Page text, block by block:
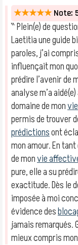
★★★★★ Note:
‶ Plein(e) de
Laetitia une guide
paroles, j’ai
influençait mon
prédire l’avenir de
analyse m’a
domaine de mon
permis de trouver
prédictionsont
mon amour. En tant
de monvie
pure, elle a su
exactitude. Dès le
imposée à moi
évidence des
jamais remarqués.
mieux compris mon